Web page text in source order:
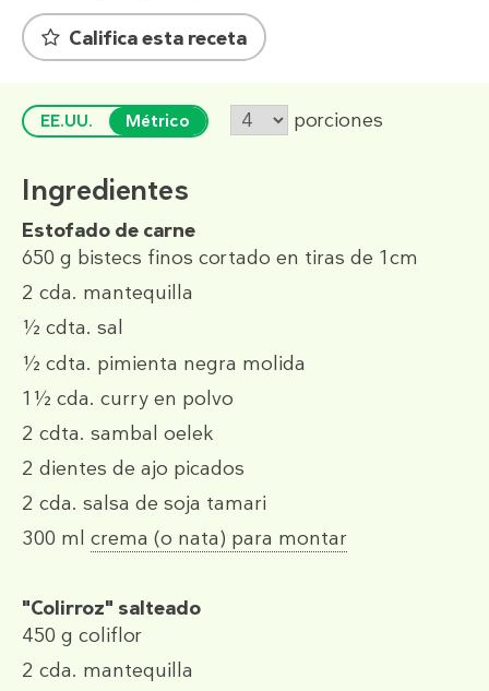
Califica esta receta
EE.UU. Métrico porciones
Ingredientes
Estofado de carne
650 g bistecs finos cortado en tiras de 1cm
2 cda. mantequilla
½ cdta. sal
½ cdta. pimienta negra molida
1½ cda. curry en polvo
2 cdta. sambal oelek
2 dientes de ajo picados
2 cda. salsa de soja tamari
300 ml crema (o nata) para montar
"Colirroz" salteado
450 g coliflor
2 cda. mantequilla